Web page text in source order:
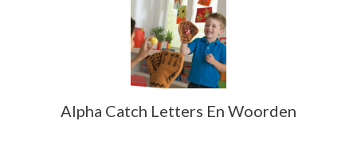
Alpha Catch Letters En Woorden